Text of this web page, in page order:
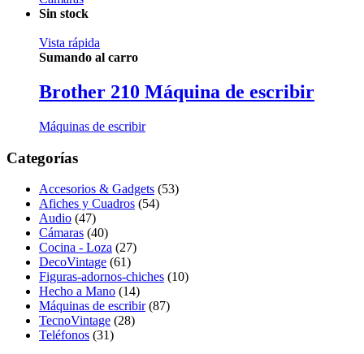
Sin stock
Vista rápida
Sumando al carro
Brother 210 Máquina de escribir
Máquinas de escribir
Categorías
Accesorios & Gadgets (53)
Afiches y Cuadros (54)
Audio (47)
Cámaras (40)
Cocina - Loza (27)
DecoVintage (61)
Figuras-adornos-chiches (10)
Hecho a Mano (14)
Máquinas de escribir (87)
TecnoVintage (28)
Teléfonos (31)